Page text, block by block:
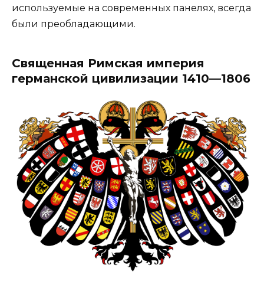
используемые на современных панелях, всегда
были преобладающими.
Священная Римская империя
германской цивилизации 1410—1806